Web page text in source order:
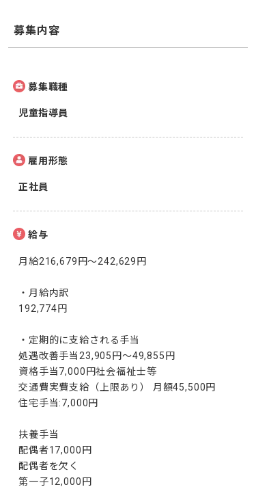
募集内容
募集職種
児童指導員
雇用形態
正社員
給与
月給216,679円～242,629円
・月給内訳
192,774円
・定期的に支給される手当
処遇改善手当23,905円～49,855円
資格手当7,000円社会福祉士等
交通費実費支給（上限あり） 月額45,500円
住宅手当:7,000円
扶養手当
配偶者17,000円
配偶者を欠く
第一子12,000円